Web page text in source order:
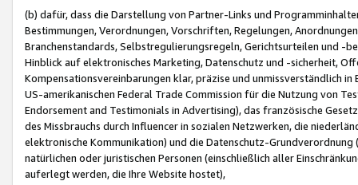
(b) dafür, dass die Darstellung von Partner-Links und
Bestimmungen, Verordnungen, Vorschriften, Regelungen,
Branchenstandards, Selbstregulierungsregeln, Gerichtsurteilen und -
Hinblick auf elektronisches Marketing, Datenschutz und -sicherheit,
Kompensationsvereinbarungen klar, präzise und unmissverständlich
US-amerikanischen Federal Trade Commission für die Nutzung von
Endorsement and Testimonials in Advertising), das französische
des Missbrauchs durch Influencer in sozialen Netzwerken, die
elektronische Kommunikation) und die Datenschutz-
natürlichen oder juristischen Personen (einschließlich aller
auferlegt werden, die Ihre Website hostet),